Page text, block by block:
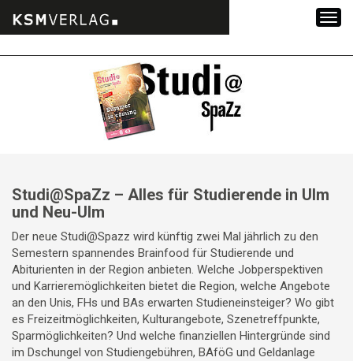
Studi@SpaZz – Alles für Studierende in Ulm
und Neu-Ulm
Der neue Studi@Spazz wird künftig zwei Mal jährlich zu den
Semestern spannendes Brainfood für Studierende und
Abiturienten in der Region anbieten. Welche Jobperspektiven
und Karrieremöglichkeiten bietet die Region, welche Angebote
an den Unis, FHs und BAs erwarten Studieneinsteiger? Wo gibt
es Freizeitmöglichkeiten, Kulturangebote, Szenetreffpunkte,
Sparmöglichkeiten? Und welche finanziellen Hintergründe sind
im Dschungel von Studiengebühren, BAföG und Geldanlage